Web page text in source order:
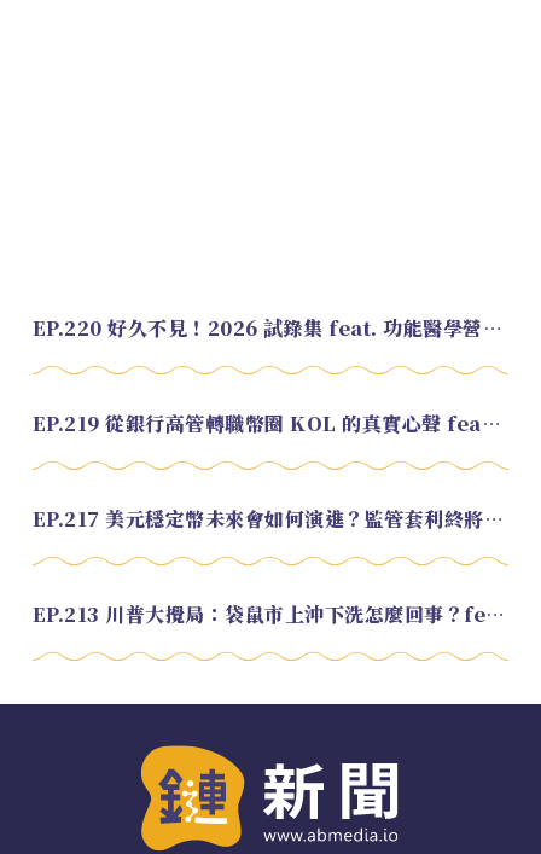
EP.220 好久不見！2026 試錄集 feat. 功能醫學營養師 美寶
EP.219 從銀行高管轉職幣圈 KOL 的真實心聲 feat.龜大
EP.217 美元穩定幣未來會如何演進？監管套利終將收斂？feat. 研究員 余哲安
EP.213 川普大攪局：袋鼠市上沖下洗怎麼回事？feat. Alvin